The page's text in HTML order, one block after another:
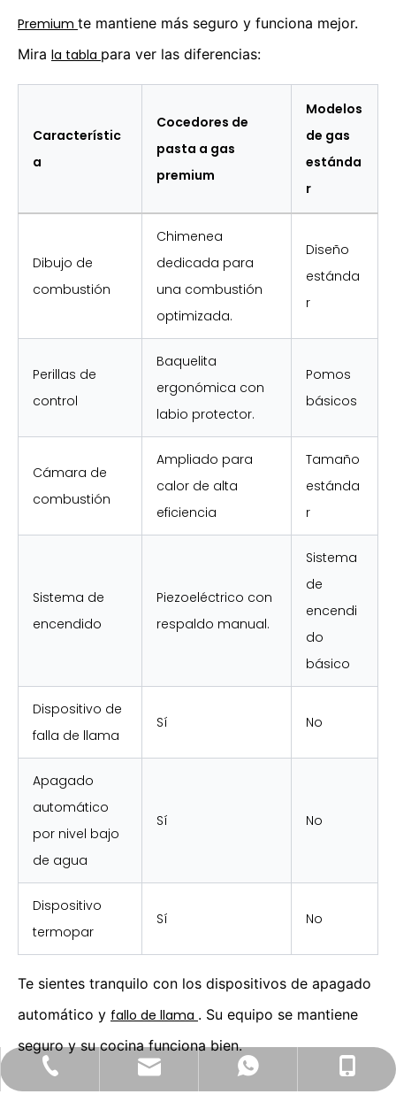
Premium te mantiene más seguro y funciona mejor.
Mira la tabla para ver las diferencias:
Característic
a
Cocedores de
pasta a gas
premium
Modelos
de gas
estánda
r
Dibujo de
combustión
Chimenea
dedicada para
una combustión
optimizada.
Diseño
estánda
r
Perillas de
control
Baquelita
ergonómica con
labio protector.
Pomos
básicos
Cámara de
combustión
Ampliado para
calor de alta
eficiencia
Tamaño
estánda
r
Sistema de
encendido
Piezoeléctrico con
respaldo manual.
Sistema
de
encendi
do
básico
Dispositivo de
falla de llama
Sí No
Apagado
automático
por nivel bajo
de agua
Sí No
Dispositivo
termopar
Sí No
Te sientes tranquilo con los dispositivos de apagado
automático y fallo de llama . Su equipo se mantiene
seguro y su cocina funciona bien.
+86-20-87403812
export03@gzjieguan.com
+8613580546328
+86-13580546328